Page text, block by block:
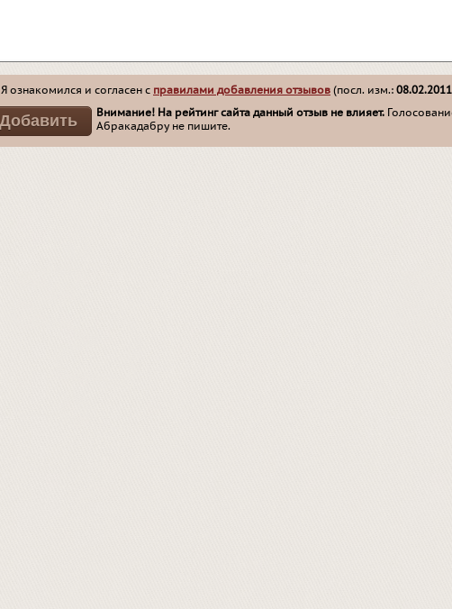
Я ознакомился и согласен с правилами добавления отзывов (посл. изм.:
Внимание! На рейтинг сайта данный отзыв не влияет.
Абракадабру не пишите.